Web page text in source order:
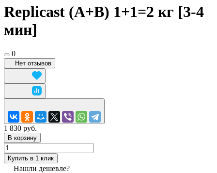
Replicast (А+В) 1+1=2 кг [3-4
мин]
0
Нет отзывов
1 830 руб.
В корзину
Купить в 1 клик
Нашли дешевле?